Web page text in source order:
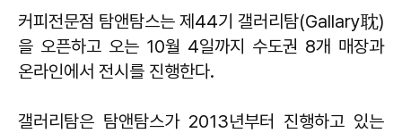
커피전문점 탐앤탐스는 제44기 갤러리탐(Gallary耽)
을 오픈하고 오는 10월 4일까지 수도권 8개 매장과
온라인에서 전시를 진행한다.
갤러리탐은 탐앤탐스가 2013년부터 진행하고 있는